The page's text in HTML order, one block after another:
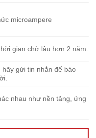
microampere
gian chờ lâu hơn 2 năm.
hãy gửi tin nhắn để báo
nhau như nền tảng, ứng